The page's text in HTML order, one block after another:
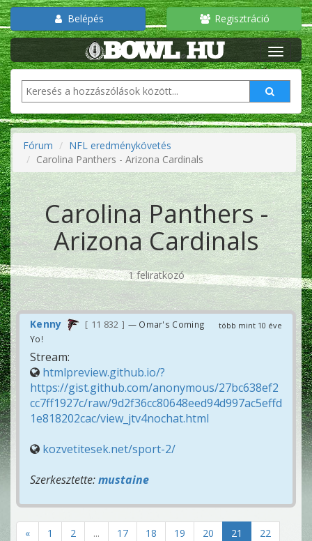
Belépés Regisztráció
Fórum
NFL eredménykövetés
Carolina Panthers - Arizona Cardinals
Carolina Panthers -
Arizona Cardinals
1 feliratkozó
több mint 10 éve
Kenny 11 832
— Omar's Coming
Yo!
Stream:
htmlpreview.github.io/?
https://gist.github.com/anonymous/27bc638ef2
cc7ff1927c/raw/9d2f36cc80648eed94d997ac5effd
1e818202cac/view_jtv4nochat.html
kozvetitesek.net/sport-2/
Szerkesztette:mustaine
« 1 2 ... 17 18 19 20 21
22